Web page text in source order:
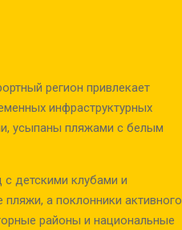
регион привлекает
инфраструктурных
усыпаны пляжами с белым
с детскими клубами и
а поклонники активного
районы и национальные